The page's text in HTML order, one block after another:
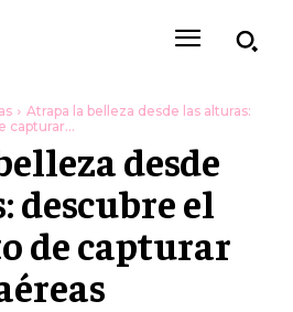
Atrapa la belleza desde las alturas:
capturar...
desde
descubre el
de capturar